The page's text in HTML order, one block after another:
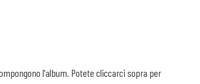
l'album. Potete cliccarci sopra per